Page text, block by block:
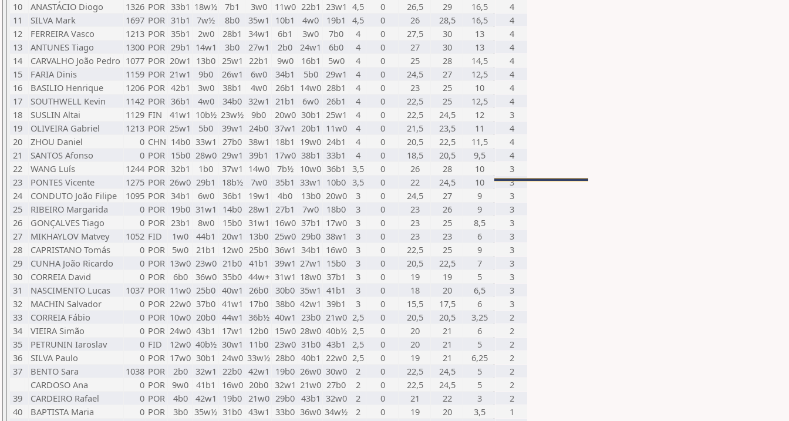
10
ANASTÁCIO Diogo 1326 POR 33b1 18w½ 7b1 3w0 11w0 22b1 23w1 4,5 0 26,5 29 16,5
4
11
SILVA Mark 1697 POR 31b1 7w½ 8b0 35w1 10b1 4w0 19b1 4,5 0 26 28,5 16,5
4
12
FERREIRA Vasco 1213 POR 35b1 2w0 28b1 34w1 6b1 3w0 7b0 4 0 27,5 30 13
4
13
ANTUNES Tiago 1300 POR 29b1 14w1 3b0 27w1 2b0 24w1 6b0 4 0 27 30 13
4
14
CARVALHO João Pedro 1077 POR 20w1 13b0 25w1 22b1 9w0 16b1 5w0 4 0 25 28 14,5
4
15
FARIA Dinis 1159 POR 21w1 9b0 26w1 6w0 34b1 5b0 29w1 4 0 24,5 27 12,5
4
16
BASILIO Henrique 1206 POR 42b1 3w0 38b1 4w0 26b1 14w0 28b1 4 0 23 25 10
4
17
SOUTHWELL Kevin 1142 POR 36b1 4w0 34b0 32w1 21b1 6w0 26b1 4 0 22,5 25 12,5
4
18
SUSLIN Altai 1129 FIN 41w1 10b½ 23w½ 9b0 20w0 30b1 25w1 4 0 22,5 24,5 12
3
19
OLIVEIRA Gabriel 1213 POR 25w1 5b0 39w1 24b0 37w1 20b1 11w0 4 0 21,5 23,5 11
4
20
ZHOU Daniel 0 CHN 14b0 33w1 27b0 38w1 18b1 19w0 24b1 4 0 20,5 22,5 11,5
4
21
SANTOS Afonso 0 POR 15b0 28w0 29w1 39b1 17w0 38b1 33b1 4 0 18,5 20,5 9,5
4
22
WANG Luís 1244 POR 32b1 1b0 37w1 14w0 7b½ 10w0 36b1 3,5 0 26 28 10
3
23
PONTES Vicente 1275 POR 26w0 29b1 18b½ 7w0 35b1 33w1 10b0 3,5 0 22 24,5 10
3
24
CONDUTO João Filipe 1095 POR 34b1 6w0 36b1 19w1 4b0 13b0 20w0 3 0 24,5 27 9
3
25
RIBEIRO Margarida 0 POR 19b0 31w1 14b0 28w1 27b1 7w0 18b0 3 0 23 26 9
3
26
GONÇALVES Tiago 0 POR 23b1 8w0 15b0 31w1 16w0 37b1 17w0 3 0 23 25 8,5
3
27
MIKHAYLOV Matvey 1052 FID 1w0 44b1 20w1 13b0 25w0 29b0 38w1 3 0 23 23 6
3
28
CAPRISTANO Tomás 0 POR 5w0 21b1 12w0 25b0 36w1 34b1 16w0 3 0 22,5 25 9
3
29
CUNHA João Ricardo 0 POR 13w0 23w0 21b0 41b1 39w1 27w1 15b0 3 0 20,5 22,5 7
3
30
CORREIA David 0 POR 6b0 36w0 35b0 44w+ 31w1 18w0 37b1 3 0 19 19 5
3
31
NASCIMENTO Lucas 1037 POR 11w0 25b0 40w1 26b0 30b0 35w1 41b1 3 0 18 20 6,5
3
32
MACHIN Salvador 0 POR 22w0 37b0 41w1 17b0 38b0 42w1 39b1 3 0 15,5 17,5 6
3
33
CORREIA Fábio 0 POR 10w0 20b0 44w1 36b½ 40w1 23b0 21w0 2,5 0 20,5 20,5 3,25
2
34
VIEIRA Simão 0 POR 24w0 43b1 17w1 12b0 15w0 28w0 40b½ 2,5 0 20 21 6
2
35
PETRUNIN Iaroslav 0 FID 12w0 40b½ 30w1 11b0 23w0 31b0 43b1 2,5 0 20 21 5
2
36
SILVA Paulo 0 POR 17w0 30b1 24w0 33w½ 28b0 40b1 22w0 2,5 0 19 21 6,25
2
37
BENTO Sara 1038 POR 2b0 32w1 22b0 42w1 19b0 26w0 30w0 2 0 22,5 24,5 5
2
CARDOSO Ana
0 POR 9w0 41b1 16w0 20b0 32w1 21w0 27b0 2 0 22,5 24,5 5
2
39
CARDEIRO Rafael 0 POR 4b0 42w1 19b0 21w0 29b0 43b1 32w0 2 0 21 22 3
2
40
BAPTISTA Maria 0 POR 3b0 35w½ 31b0 43w1 33b0 36w0 34w½ 2 0 19 20 3,5
1